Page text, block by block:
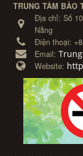
TRUNG TÂM BẢO
Địa chỉ:Số
Nẵng
Điện thoại:
Email:
Website: